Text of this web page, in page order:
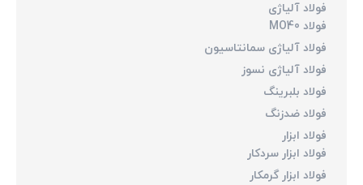
فولاد آلیاژی
فولاد MO40
فولاد آلیاژی سمانتاسیون
فولاد آلیاژی نسوز
فولاد بلبرینگ
فولاد ضدزنگ
فولاد ابزار
فولاد ابزار سردکار
فولاد ابزار گرمکار